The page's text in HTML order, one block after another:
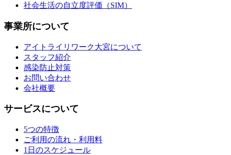
社会生活の自立度評価（SIM）
事業所について
アイトライリワーク大宮について
スタッフ紹介
感染防止対策
お問い合わせ
会社概要
サービスについて
5つの特徴
ご利用の流れ・利用料
1日のスケジュール